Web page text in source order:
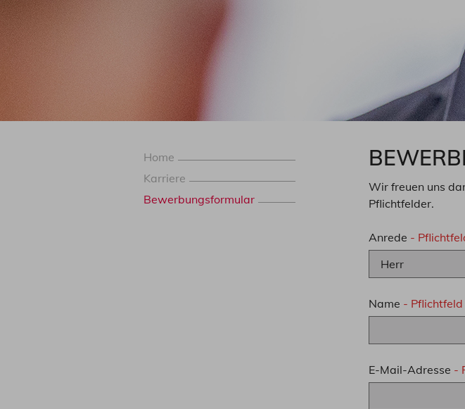
Home
Karriere
Bewerbungsformular
Wir freuen uns
Pflichtfelder.
Anrede -
Name - Pflichtfeld
E-Mail-Adresse -